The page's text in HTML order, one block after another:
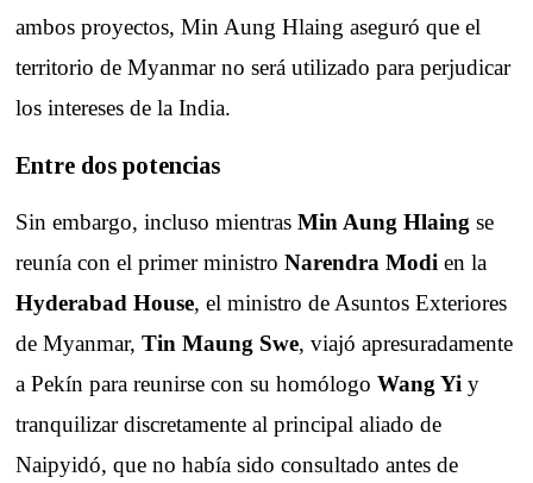
ambos proyectos, Min Aung Hlaing aseguró que el
territorio de Myanmar no será utilizado para perjudicar
los intereses de la India.
Entre dos potencias
Sin embargo, incluso mientrasMin Aung Hlaing se
reunía con el primer ministroNarendra Modi en la
Hyderabad House, el ministro de Asuntos Exteriores
de Myanmar,Tin Maung Swe, viajó apresuradamente
a Pekín para reunirse con su homólogoWang Yi y
tranquilizar discretamente al principal aliado de
Naipyidó, que no había sido consultado antes de